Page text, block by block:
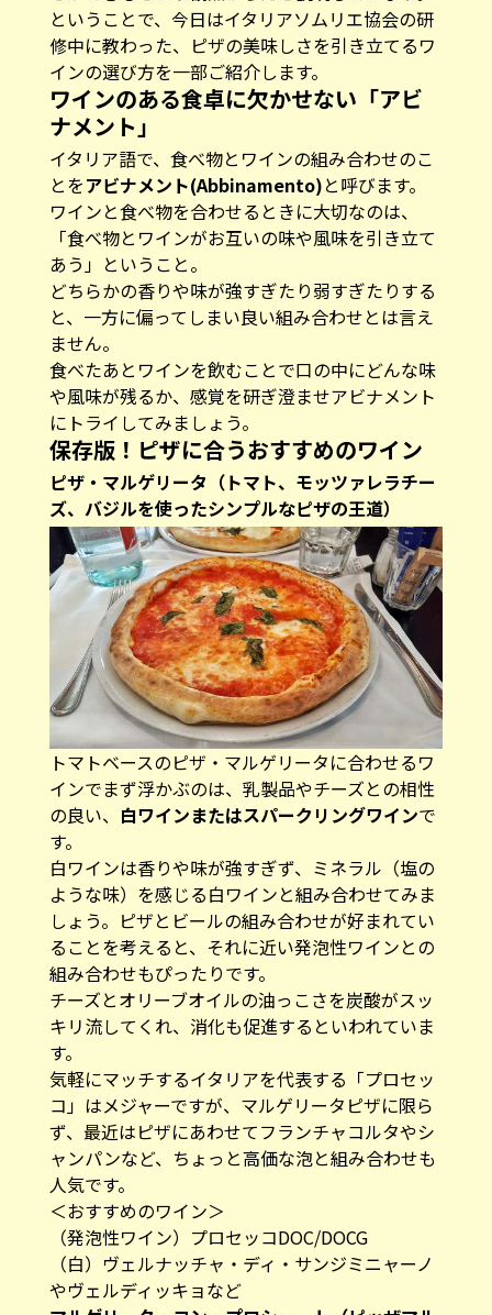
ということで、今日はイタリアソムリエ協会の研
修中に教わった、ピザの美味しさを引き立てるワ
インの選び方を一部ご紹介します。
ワインのある食卓に欠かせない「アビ
ナメント」
イタリア語で、食べ物とワインの組み合わせのこ
とをアビナメント(Abbinamento)と呼びます。
ワインと食べ物を合わせるときに大切なのは、
「食べ物とワインがお互いの味や風味を引き立て
あう」ということ。
どちらかの香りや味が強すぎたり弱すぎたりする
と、一方に偏ってしまい良い組み合わせとは言え
ません。
食べたあとワインを飲むことで口の中にどんな味
や風味が残るか、感覚を研ぎ澄ませアビナメント
にトライしてみましょう。
保存版！ピザに合うおすすめのワイン
ピザ・マルゲリータ（トマト、モッツァレラチー
ズ、バジルを使ったシンプルなピザの王道）
トマトベースのピザ・マルゲリータに合わせるワ
インでまず浮かぶのは、乳製品やチーズとの相性
の良い、 白ワインまたはスパークリングワインで
す。
白ワインは香りや味が強すぎず、ミネラル（塩の
ような味）を感じる白ワインと組み合わせてみま
しょう。ピザとビールの組み合わせが好まれてい
ることを考えると、それに近い発泡性ワインとの
組み合わせもぴったりです。
チーズとオリーブオイルの油っこさを炭酸がスッ
キリ流してくれ、消化も促進するといわれていま
す。
気軽にマッチするイタリアを代表する「プロセッ
コ」はメジャーですが、マルゲリータピザに限ら
ず、最近はピザにあわせてフランチャコルタやシ
ャンパンなど、ちょっと高価な泡と組み合わせも
人気です。
＜おすすめのワイン＞
（発泡性ワイン）プロセッコDOC/DOCG
（白）ヴェルナッチャ・ディ・サンジミニャーノ
やヴェルディッキョなど